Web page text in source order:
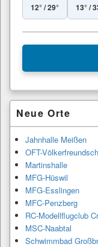
12° / 29° 13° /
+
Primärer
Seitenleisten-
Widgetbereich
Neue Orte
Jahnhalle Meißen
OFT-
Martinshalle
MFG-Hüswil
MFG-Esslingen
MFC-Penzberg
RC-Modellflugclub
MSC-Naabtal
Schwimmbad